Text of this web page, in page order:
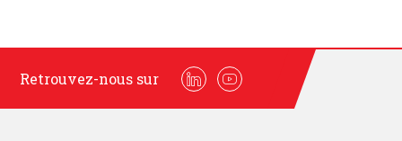
Retrouvez-nous sur
LinkedinYoutube